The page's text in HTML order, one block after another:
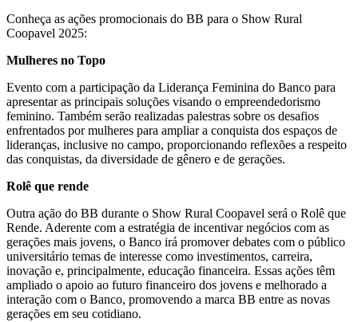
Conheça as ações promocionais do BB para o Show Rural
Coopavel 2025:
Mulheres no Topo
Evento com a participação da Liderança Feminina do Banco para
apresentar as principais soluções visando o empreendedorismo
feminino. Também serão realizadas palestras sobre os desafios
enfrentados por mulheres para ampliar a conquista dos espaços de
lideranças, inclusive no campo, proporcionando reflexões a respeito
das conquistas, da diversidade de gênero e de gerações.
Rolê que rende
Outra ação do BB durante o Show Rural Coopavel será o Rolê que
Rende. Aderente com a estratégia de incentivar negócios com as
gerações mais jovens, o Banco irá promover debates com o público
universitário temas de interesse como investimentos, carreira,
inovação e, principalmente, educação financeira. Essas ações têm
ampliado o apoio ao futuro financeiro dos jovens e melhorado a
interação com o Banco, promovendo a marca BB entre as novas
gerações em seu cotidiano.